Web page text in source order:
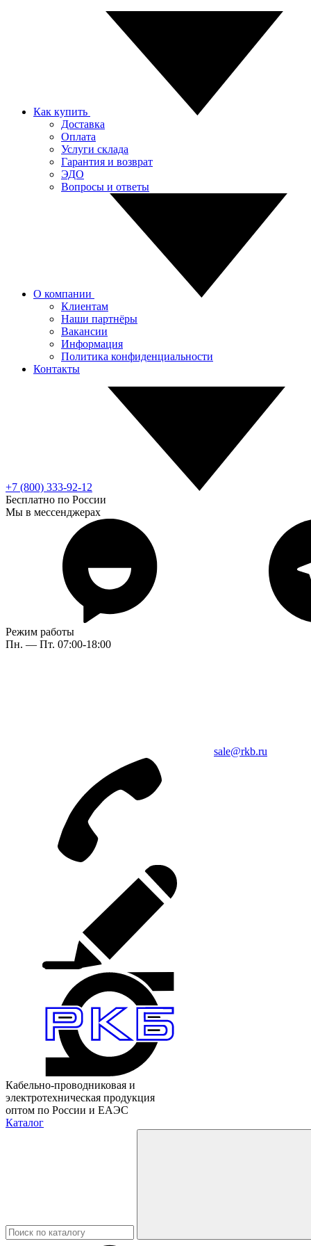
Как купить
Доставка
Оплата
Услуги склада
Гарантия и возврат
ЭДО
Вопросы и ответы
О компании
Клиентам
Наши партнёры
Вакансии
Информация
Политика конфиденциальности
Контакты
+7 (800) 333-92-12
Бесплатно по России
Мы в мессенджерах
Режим работы
Пн. — Пт. 07:00-18:00
sale@rkb.ru
Кабельно-проводниковая и
электротехническая продукция
оптом по России и ЕАЭС
Каталог